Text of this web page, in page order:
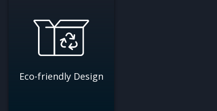
Eco-friendly Design